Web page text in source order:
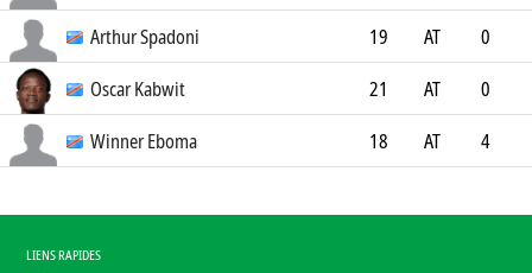
0
SM Caen 2
Arthur Spadoni 19 AT
0
0
US Avellino 1912
Oscar Kabwit 21 AT
0
0
FC Luzern
Winner Eboma 18 AT
4
LIENS RAPIDES